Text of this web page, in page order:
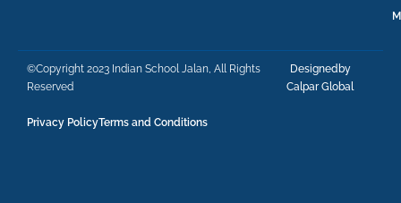
©Copyright 2023 Indian School Jalan, All Rights
Reserved
Designedby
Calpar Global
Privacy PolicyTerms and Conditions